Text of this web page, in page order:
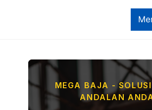
MEGA BAJA -
ANDALAN